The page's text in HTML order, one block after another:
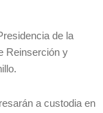
de la
Reinserción y
a custodia en